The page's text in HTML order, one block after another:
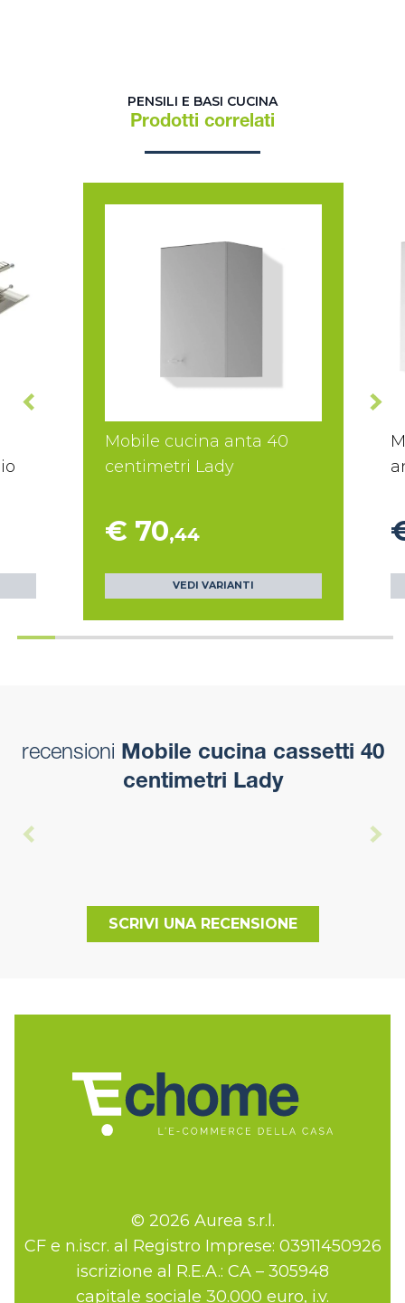
PENSILI E BASI CUCINA
Prodotti correlati
Mobile cucina anta 40
centimetri Lady
€ 70,44
VEDI VARIANTI
recensioni Mobile cucina cassetti 40
centimetri Lady
SCRIVI UNA RECENSIONE
© 2026 Aurea s.r.l.
CF e n.iscr. al Registro Imprese: 03911450926
iscrizione al R.E.A.: CA – 305948
capitale sociale 30.000 euro, i.v.